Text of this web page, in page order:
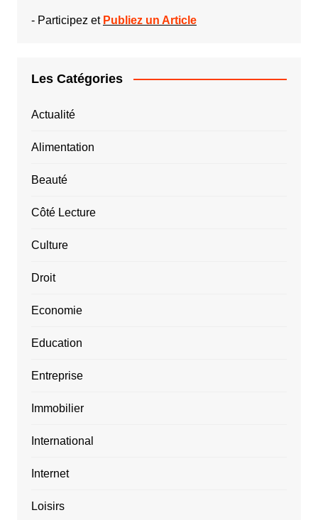
- Participez et Publiez un Article
Les Catégories
Actualité
Alimentation
Beauté
Côté Lecture
Culture
Droit
Economie
Education
Entreprise
Immobilier
International
Internet
Loisirs